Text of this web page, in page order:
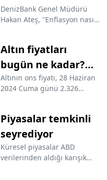
seviyeye çıktı.
reçeteye
katlanmalıyız
DenizBank Genel Müdürü
Hakan Ateş, "Enflasyon nasıl
halkımızın 'acı reçete' diye
adlandırdığı maliyetlere
katlanarak" yanıtını verdi.
Altın fiyatları
bugün ne kadar?
İşte son durum...
Altının ons fiyatı, 28 Haziran
2024 Cuma günü 2.326
piyasasında en düşük “gram”
2.466 TL, en yüksek
“cumhuriyet altını” 17.038 TL.
Piyasalar temkinli
seyrediyor
Küresel piyasalar ABD
verilerinden aldığı karışık